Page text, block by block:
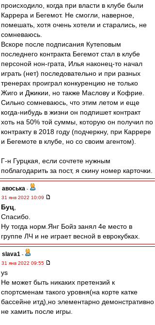
происходило, когда при власти в клубе были
Каррера и Бегемот. Не смогли, наверное,
помешать, хотя очень хотели и старались, не
сомневаюсь.
Вскоре после подписания Кутеповым
последнего контракта Бегемот стал в клубе
персоной нон-грата, Илья наконец-то начал
играть (нет) последовательно и при разных
тренерах проиграл конкуренцию не только
Жиго и Джикии, но также Маслову и Кофрие.
Сильно сомневаюсь, что этим летом и еще
когда-нибудь в жизни он подпишет контракт
хоть на 50% той суммы, которую он получил по
контракту в 2018 году (подчеркну, при Каррере
и Бегемоте в клубе, но со своим агентом).
Г-н Гурцкая, если сочтете нужным
поблагодарить за пост, я скину номер карточки.
авоська -
31 янв 2022 10:09
Буц
Спасибо.
Ну тогда норм.Янг Бойз занял 4е место в
группе ЛЧ и не играет весной в еврокубках.
slava1 -
31 янв 2022 09:55
ys
Не может быть никаких претензий к
спортсменам такого уровня(на корте катке
бассейне итд),но элементарно демонстративно
не хамить после игры.